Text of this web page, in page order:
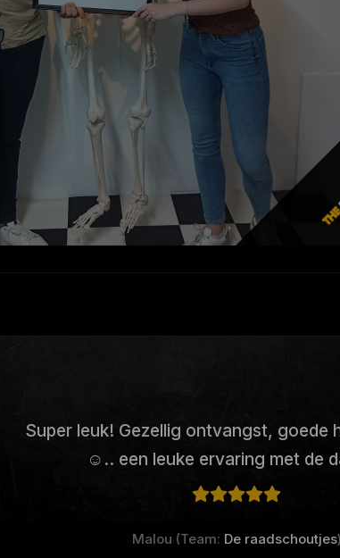
Super leuk! Gezellig ontvangst, goede
☺️.. een leuke ervaring met de
Malou (Team: De raadschoutjes)